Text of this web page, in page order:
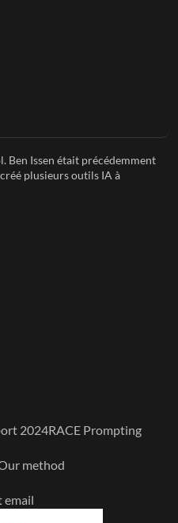
Ben Issen était précédemment
plusieurs outils IA à
2024RACE Prompting
method
email